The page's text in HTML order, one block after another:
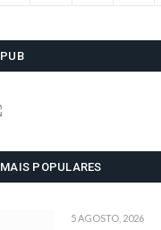
PUB
MAIS POPULARES
5 AGOSTO, 2026